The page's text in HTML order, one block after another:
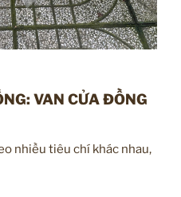
VAN CỬA ĐỒNG
nhiều tiêu chí khác nhau,